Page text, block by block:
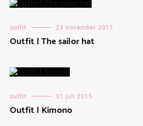
outfit 23 november 2017
Outfit | The sailor hat
outfit 31 juli 2015
Outfit | Kimono